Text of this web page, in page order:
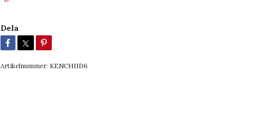
Dela
Artikelnummer: KENCHIID6